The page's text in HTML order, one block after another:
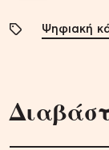
Ψηφιακή